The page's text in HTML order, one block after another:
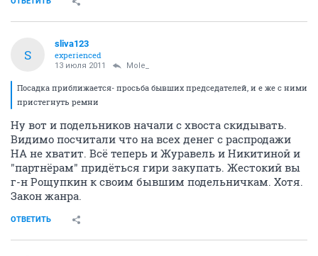
S
sliva123
experienced
13 июля 2011 Mole_
Посадка приближается- просьба бывших председателей, и е же с ними
пристегнуть ремни
Ну вот и подельников начали с хвоста скидывать.
Видимо посчитали что на всех денег с распродажи
НА не хватит. Всё теперь и Журавель и Никитиной и
"партнёрам" придёться гири закупать. Жестокий вы
г-н Рощупкин к своим бывшим подельничкам. Хотя.
Закон жанра.
ОТВЕТИТЬ